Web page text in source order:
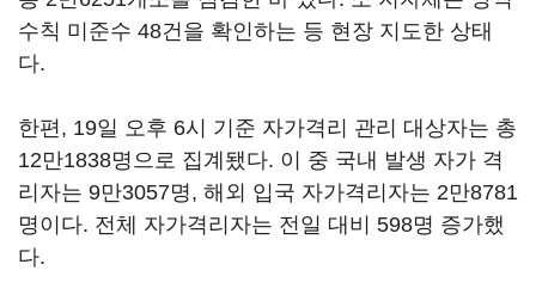
수칙 미준수 48건을 확인하는 등 현장 지도한 상태
다.
한편, 19일 오후 6시 기준 자가격리 관리 대상자는 총
12만1838명으로 집계됐다. 이 중 국내 발생 자가 격
리자는 9만3057명, 해외 입국 자가격리자는 2만8781
명이다. 전체 자가격리자는 전일 대비 598명 증가했
다.